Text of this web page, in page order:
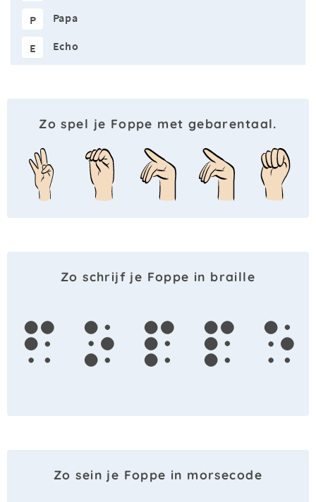
P Papa
E Echo
Zo spel je Foppe met gebarentaal.
Zo schrijf je Foppe in braille
f o p p e
Zo sein je Foppe in morsecode